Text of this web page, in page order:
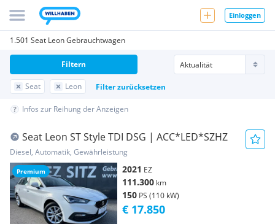
Einloggen
1.501 Seat Leon Gebrauchtwagen
Seat Leon Filter zurücksetzen
Filtern
Infos zur Reihung der Anzeigen
Premium
Seat Leon ST Style TDI DSG | ACC*LED*SZHZ
Diesel, Automatik, Gewährleistung
2021 EZ
111.300 km
150 PS (110 kW)
€ 17.850